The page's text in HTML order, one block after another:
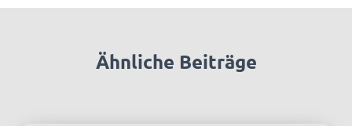
Ähnliche Beiträge